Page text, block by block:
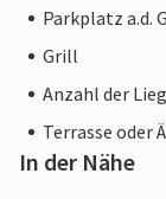
Parkplatz a.d.
Grill
Anzahl der
Terrasse oder
In der Nähe